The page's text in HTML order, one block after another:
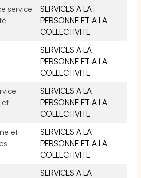
service
SERVICES A LA
PERSONNE ET A LA
COLLECTIVITE
SERVICES A LA
PERSONNE ET A LA
COLLECTIVITE
et
SERVICES A LA
PERSONNE ET A LA
COLLECTIVITE
et
SERVICES A LA
PERSONNE ET A LA
COLLECTIVITE
SERVICES A LA